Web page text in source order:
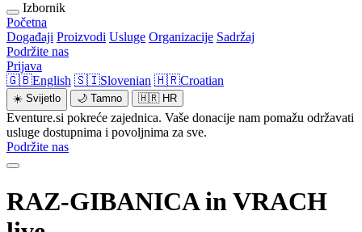
Izbornik
Početna
Događaji Proizvodi Usluge Organizacije Sadržaj
Podržite nas
Prijava
🇬🇧English 🇸🇮Slovenian 🇭🇷Croatian
☀️ Svijetlo 🌙 Tamno 🇭🇷 HR
Eventure.si pokreće zajednica. Vaše donacije nam pomažu održavati
usluge dostupnima i povoljnima za sve.
Podržite nas
RAZ-GIBANICA in VRACH